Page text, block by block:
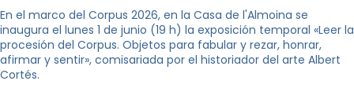
En el marco del Corpus 2026, en la Casa de l'Almoina se
inaugura el lunes 1 de junio (19 h) la exposición temporal «Leer la
procesión del Corpus. Objetos para fabular y rezar, honrar,
afirmar y sentir», comisariada por el historiador del arte Albert
Cortés.